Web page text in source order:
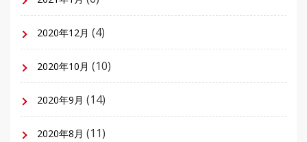
2020年12月 (4)
2020年10月 (10)
2020年9月 (14)
2020年8月 (11)